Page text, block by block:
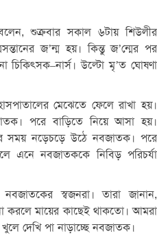
, শুক্রবার সকাল ৬টায় শিউলীর
জ’ন্ম হয়। কিন্তু জ’ন্মের পর
চিকিৎসক–নার্স। উল্টো মৃ’ত ঘোষণা
মেঝেতে ফেলে রাখা হয়।
পরে বাড়িতে নিয়ে আসা হয়।
সময় নড়েচড়ে উঠে নবজাতক। পরে
এনে নবজাতককে নিবিড় পরিচর্যা
নবজাতকের স্বজনরা। তারা জানান,
করলে মায়ের কাছেই থাকতো। আমরা
খুলে দেখি পা নাড়াচ্ছে নবজাতক।